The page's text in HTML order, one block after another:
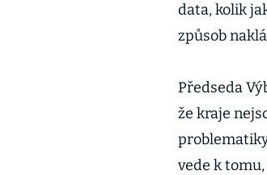
data, kolik
způsob
Předseda
že kraje
vede k